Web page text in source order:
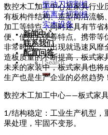
振动刀切割机
等离子切割机
实木设备
新闻中心
联系我们
配置问答
Search
for:
数控木工加工中心是家具行业
有板构件结构、造型简洁流畅
加工等特点，同时还具有节省
便、使用方便等特点。携带等
非常时尚，一出现就迅速风靡
造板质量的不断提高，板式家
未来的家装中，板式家具也将
生产也是生产企业的必然趋势！
数控木工加工中心——板式家
1/结构稳定：工业生产机型，
果处理，牢固不变形。